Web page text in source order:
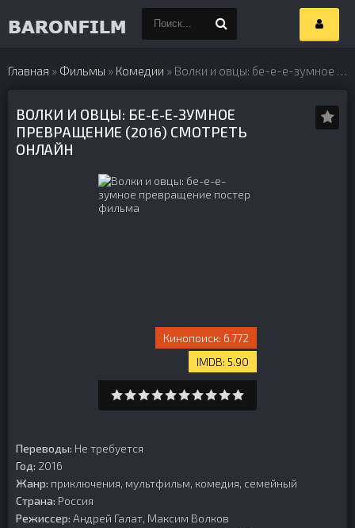
Главная » Фильмы » Комедии » Волки и овцы: бе-е-е-зумное превращение (2016)
ВОЛКИ И ОВЦЫ: БЕ-Е-Е-ЗУМНОЕ
ПРЕВРАЩЕНИЕ (2016) СМОТРЕТЬ
ОНЛАЙН
6.772
5.90
Переводы: Не требуется
Год: 2016
Жанр: приключения, мультфильм, комедия, семейный
Страна: Россия
Режиссер: Андрей Галат, Максим Волков